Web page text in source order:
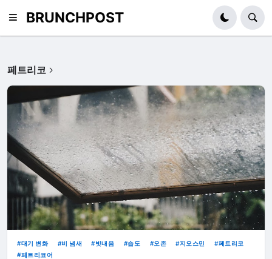
BRUNCHPOST
페트리코
대기 변화 비 냄새 빗내음 습도 오존 지오스민
페트리코
페트리코어